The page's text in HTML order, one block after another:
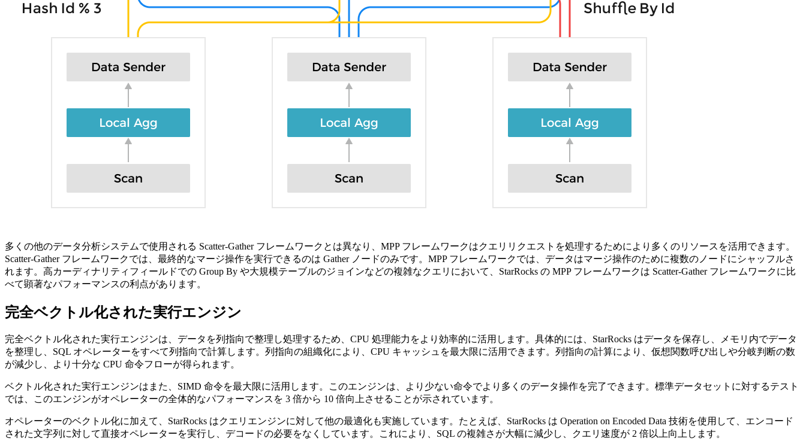
多くの他のデータ分析システムで使用される Scatter-Gather フレームワークとは異なり、MPP フレームワークはクエリリクエストを処理するためにより多くのリソースを活用できます。
Scatter-Gather フレームワークでは、最終的なマージ操作を実行できるのは Gather ノードのみです。MPP フレームワークでは、データはマージ操作のために複数のノードにシャッフルさ
れます。高カーディナリティフィールドでの Group By や大規模テーブルのジョインなどの複雑なクエリにおいて、StarRocks の MPP フレームワークは Scatter-Gather フレームワークに比
べて顕著なパフォーマンスの利点があります。
完全ベクトル化された実行エンジン
完全ベクトル化された実行エンジンは、データを列指向で整理し処理するため、CPU 処理能力をより効率的に活用します。具体的には、StarRocks はデータを保存し、メモリ内でデータ
を整理し、SQL オペレーターをすべて列指向で計算します。列指向の組織化により、CPU キャッシュを最大限に活用できます。列指向の計算により、仮想関数呼び出しや分岐判断の数
が減少し、より十分な CPU 命令フローが得られます。
ベクトル化された実行エンジンはまた、SIMD 命令を最大限に活用します。このエンジンは、より少ない命令でより多くのデータ操作を完了できます。標準データセットに対するテスト
では、このエンジンがオペレーターの全体的なパフォーマンスを 3 倍から 10 倍向上させることが示されています。
オペレーターのベクトル化に加えて、StarRocks はクエリエンジンに対して他の最適化も実施しています。たとえば、StarRocks は Operation on Encoded Data 技術を使用して、エンコード
された文字列に対して直接オペレーターを実行し、デコードの必要をなくしています。これにより、SQL の複雑さが大幅に減少し、クエリ速度が 2 倍以上向上します。